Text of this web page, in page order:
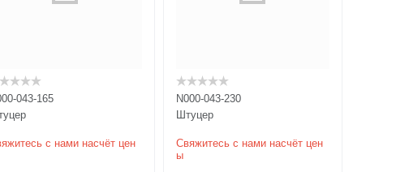
043-165
с нами насчёт цен
N000-043-230
Штуцер
Свяжитесь с нами насчёт цен
ы